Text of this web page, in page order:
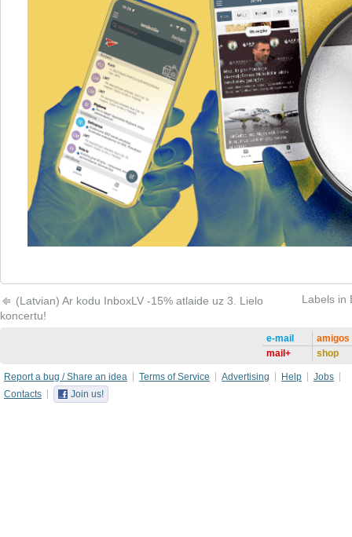
(Latvian) Ar kodu InboxLV -15% atlaide uz 3. Lielo
koncertu!
Labels in
e-mail
mail+
amigos
shop
Report a bug / Share an idea Terms of Service Advertising Help
Jobs
Contacts
Join us!